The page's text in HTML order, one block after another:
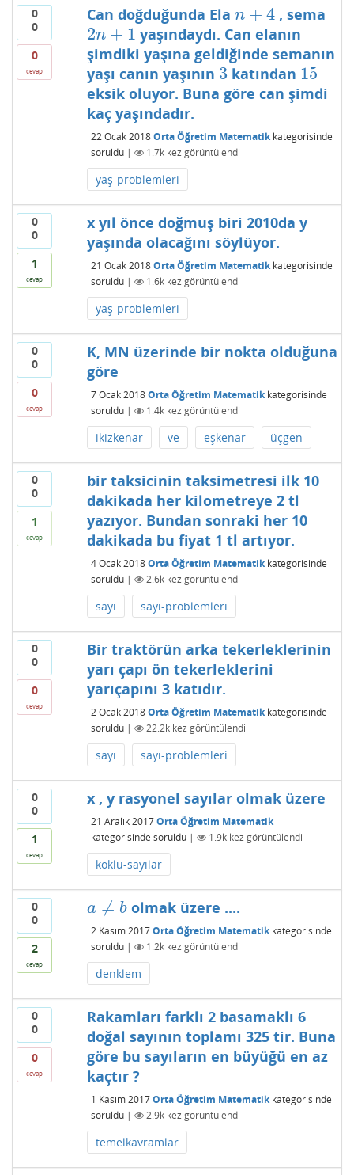
0
0
0
cevap
Can doğduğunda Ela n + 4
n+4 , sema
2n + 1
2n+1
yaşındaydı. Can elanın
şimdiki yaşına geldiğinde semanın
yaşı canın yaşının 3
3katından 15
15
eksik oluyor. Buna göre can şimdi
kaç yaşındadır.
22 Ocak 2018 Orta Öğretim Matematikkategorisinde
soruldu | 1.7kkez görüntülendi
yaş-problemleri
0
0
1
cevap
x yıl önce doğmuş biri 2010da y
yaşında olacağını söylüyor.
21 Ocak 2018 Orta Öğretim Matematikkategorisinde
soruldu | 1.6kkez görüntülendi
yaş-problemleri
0
0
0
cevap
K, MN üzerinde bir nokta olduğuna
göre
7 Ocak 2018 Orta Öğretim Matematikkategorisinde
soruldu | 1.4kkez görüntülendi
ikizkenar ve eşkenar üçgen
0
0
1
cevap
bir taksicinin taksimetresi ilk 10
dakikada her kilometreye 2 tl
yazıyor. Bundan sonraki her 10
dakikada bu fiyat 1 tl artıyor.
4 Ocak 2018 Orta Öğretim Matematikkategorisinde
soruldu | 2.6kkez görüntülendi
sayı sayı-problemleri
0
0
0
cevap
Bir traktörün arka tekerleklerinin
yarı çapı ön tekerleklerini
yarıçapını 3 katıdır.
2 Ocak 2018 Orta Öğretim Matematikkategorisinde
soruldu | 22.2kkez görüntülendi
sayı sayı-problemleri
0
0
1
cevap
x , y rasyonel sayılar olmak üzere
21 Aralık 2017 Orta Öğretim Matematik
kategorisinde soruldu | 1.9kkez görüntülendi
köklü-sayılar
0
0
2
cevap
a ≠ b
a≠b olmak üzere ....
2 Kasım 2017 Orta Öğretim Matematikkategorisinde
soruldu | 1.2kkez görüntülendi
denklem
0
0
0
cevap
Rakamları farklı 2 basamaklı 6
doğal sayının toplamı 325 tir. Buna
göre bu sayıların en büyüğü en az
kaçtır ?
1 Kasım 2017 Orta Öğretim Matematikkategorisinde
soruldu | 2.9kkez görüntülendi
temelkavramlar